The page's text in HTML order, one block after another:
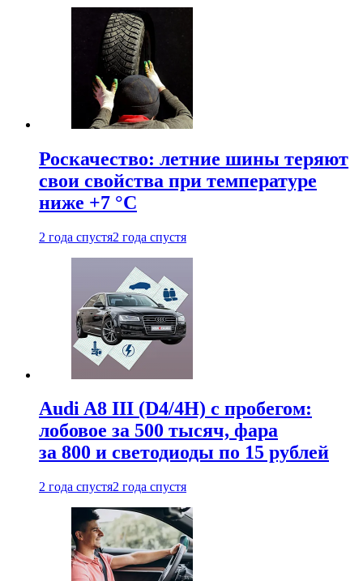
Роскачество: летние шины теряют
свои свойства при температуре
ниже +7 °C
2 года спустя2 года спустя
Audi A8 III (D4/4H) c пробегом:
лобовое за 500 тысяч, фара
за 800 и светодиоды по 15 рублей
2 года спустя2 года спустя